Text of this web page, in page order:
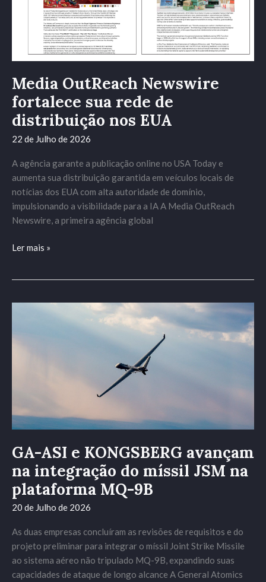
Media OutReach Newswire
fortalece sua rede de
distribuição nos EUA
22 de Julho de 2026
A agência garante a publicação online no USA Today e
aumenta sua distribuição garantida em veículos locais de
notícias dos EUA com alta autoridade de domínio,
impulsionando a visibilidade para a IA A Media OutReach
Newswire, a primeira agência global
Ler mais »
GA-ASI e KONGSBERG avançam
na integração do míssil JSM na
plataforma MQ-9B
20 de Julho de 2026
As duas empresas concluíram as revisões de requisitos e do
projeto preliminar para integrar o míssil Joint Strike Missile
ao sistema aéreo não tripulado MQ-9B, expandindo suas
capacidades de ataque de longo alcance A General Atomics
e
do
míssil
na
plataforma
MQ-
9B